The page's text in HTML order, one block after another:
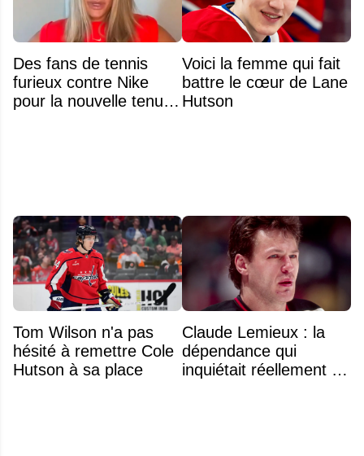
Des fans de tennis
furieux contre Nike
pour la nouvelle tenue
Voici la femme qui fait
battre le cœur de Lane
Hutson
Tom Wilson n'a pas
hésité à remettre Cole
Hutson à sa place
Claude Lemieux : la
dépendance qui
inquiétait réellement sa